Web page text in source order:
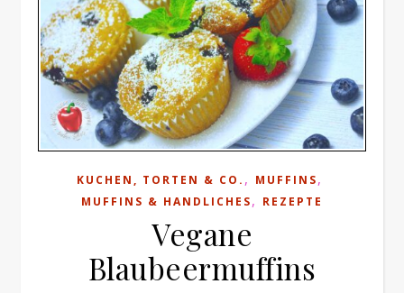
KUCHEN, TORTEN & CO. , MUFFINS,
MUFFINS & HANDLICHES, REZEPTE
Vegane
Blaubeermuffins